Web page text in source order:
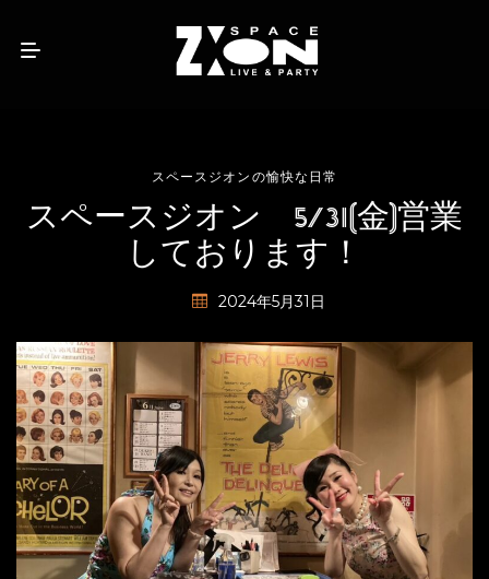
スペースジオンの愉快な日常
スペースジオン 5/31(金)営業
しております！
2024年5月31日